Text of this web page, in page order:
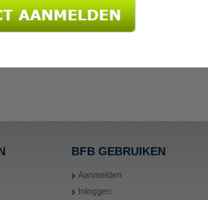
BFB GEBRUIKEN
Aanmelden
Inloggen